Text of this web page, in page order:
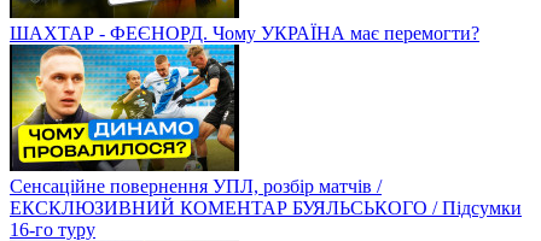
ШАХТАР - ФЕЄНОРД. Чому УКРАЇНА має перемогти?
Сенсаційне повернення УПЛ, розбір матчів /
ЕКСКЛЮЗИВНИЙ КОМЕНТАР БУЯЛЬСЬКОГО / Підсумки
16-го туру